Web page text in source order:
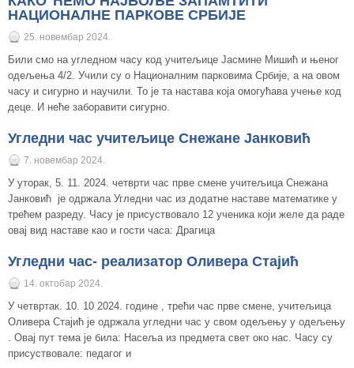
НАЦИОНАЛНЕ ПАРКОВЕ СРБИЈЕ
25. новембар 2024.
Били смо на угледном часу код учитељице Јасмине Мишић и њеног
одељења 4/2. Учили су о Националним парковима Србије, а на овом
часу и сигурно и научили. То је та настава која омогућава учење код
деце. И неће заборавити сигурно.
Угледни час учитељице Снежане Јанковић
7. новембар 2024.
У уторак, 5. 11. 2024. четврти час прве смене учитељица Снежана
Јанковић је одржала Угледни час из додатне наставе математике у
трећем разреду. Часу је присуствовало 12 ученика који желе да раде
овај вид наставе као и гости часа: Драгица
Угледни час- реализатор Оливера Стајић
14. октобар 2024.
У четвртак. 10. 10 2024. године , трећи час прве смене, учитељица
Оливера Стајић је одржала угледни час у свом одељењу у одељењу
. Овај пут тема је била: Насеља из предмета свет око нас. Часу су
присуствовале: педагог и